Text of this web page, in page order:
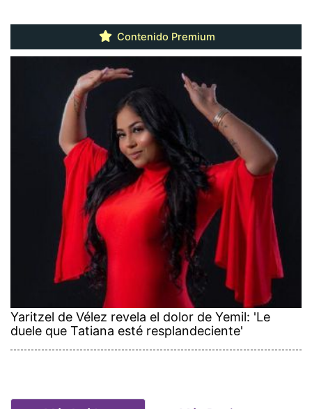
Contenido Premium
Yaritzel de Vélez revela el dolor de Yemil: 'Le
duele que Tatiana esté resplandeciente'